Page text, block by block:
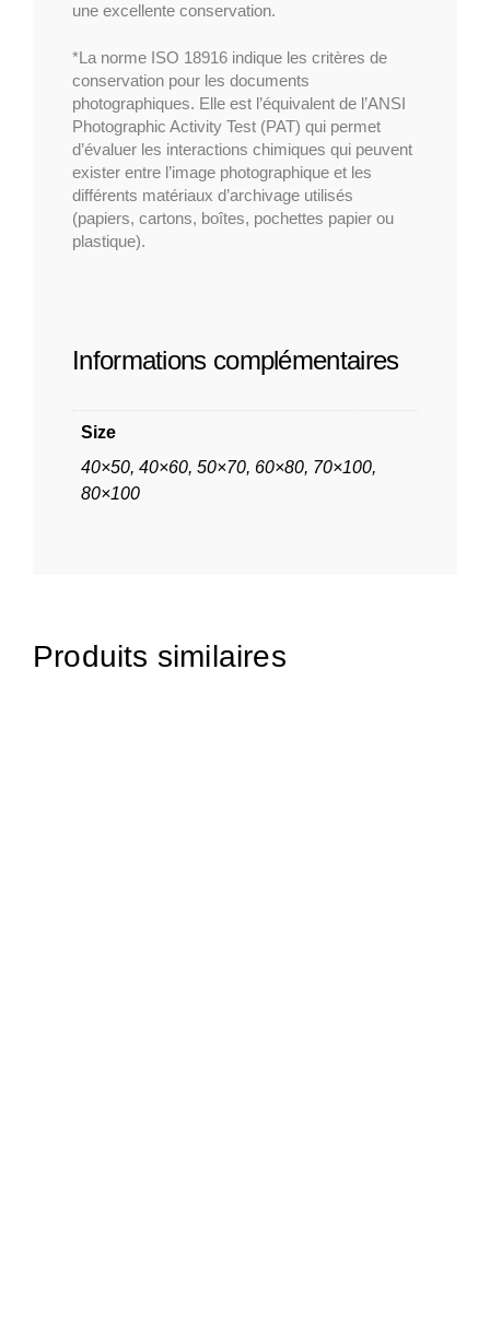
une excellente conservation.
*La norme ISO 18916 indique les critères de
conservation pour les documents
photographiques. Elle est l’équivalent de l’ANSI
Photographic Activity Test (PAT) qui permet
d’évaluer les interactions chimiques qui peuvent
exister entre l’image photographique et les
différents matériaux d’archivage utilisés
(papiers, cartons, boîtes, pochettes papier ou
plastique).
Informations complémentaires
Size
40×50, 40×60, 50×70, 60×80, 70×100,
80×100
Produits similaires